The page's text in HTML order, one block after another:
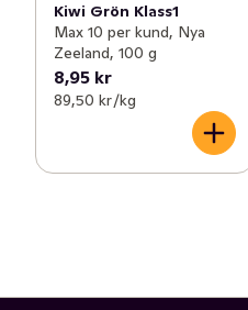
Kiwi Grön Klass1
Max 10 per kund, Nya
Zeeland, 100 g
8,95 kr
89,50 kr /kg